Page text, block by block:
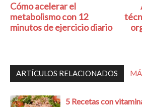
Cómo acelerar el
metabolismo con 12
minutos de ejercicio diario
ARTÍCULOS RELACIONADOS
5 Recetas con